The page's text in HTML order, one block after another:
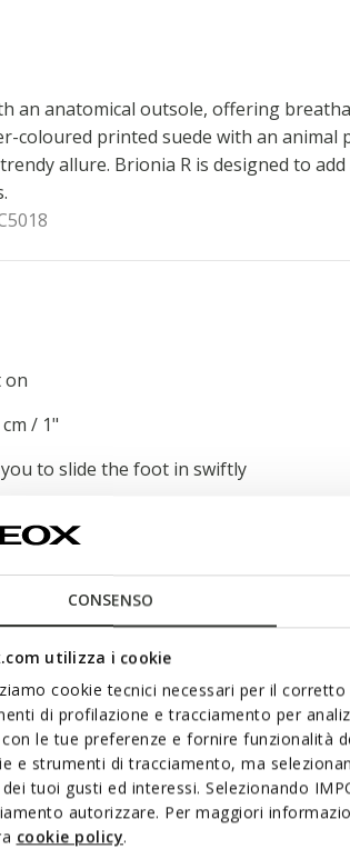
CONSENSO
utilizza i cookie
cookie tecnici necessari per il
di profilazione e tracciamento per
le tue preferenze e fornire funzionalità
e strumenti di tracciamento, ma
tuoi gusti ed interessi. Selezionando
autorizzare. Per maggiori
cookie policy.
an anatomical outsole, offering
coloured printed suede with an animal
allure. Brionia R is designed to add
on
/ 1"
to slide the foot in swiftly
WOMAN
like